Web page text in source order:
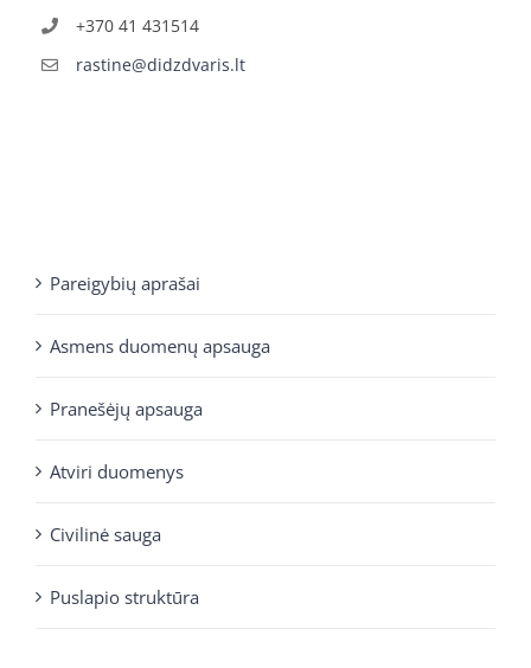
+370 41 431514
rastine@didzdvaris.lt
Pareigybių aprašai
Asmens duomenų apsauga
Pranešėjų apsauga
Atviri duomenys
Civilinė sauga
Puslapio struktūra